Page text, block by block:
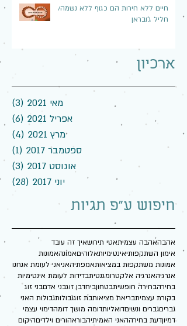
חיים ללא חירות הם כגוף ללא נשמה/
חליל ג'ובראן
ארכיון
מאי 2021 (3)
אפריל 2021
(6)
מרץ 2021
(4)
ספטמבר 2017
(1)
אוגוסט 2017
(3)
יוני 2017
(28)
חיפוש ע"פ תגיות
אהבהאהבה עצמיתאטי תירושאיך זה עובד
אימון השתקפותיאינטימיותאלוהיםאמונהאמונות
אמונות משתקפות במציאותאמפתיהאניאני לעומת אנחנו
אנרגיהאנרגיה אלקטרומגנטיתבדידות לעומת אינטימיות
בחירהבחירה חופשיתבטחוןביחדבן זוגבני אדםבני זוג
בקורת עצמיתבריאת מציאותבת זוגגבולותגבולות האני
גבריםגברים ונשיםדואליותדומה מושך דומהדימוי עצמי
דמיוןדעת בחירההאני האמיתיהבוראהורים וילדיםהיקום